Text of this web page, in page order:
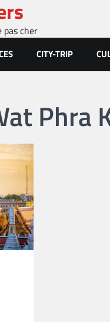
pas cher
CITY-TRIP
Phra